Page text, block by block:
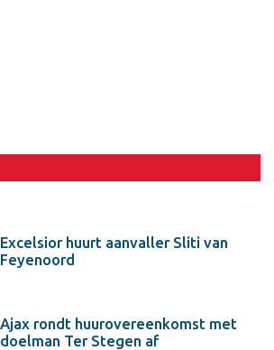
Excelsior huurt aanvaller Sliti van
Feyenoord
Ajax rondt huurovereenkomst met
doelman Ter Stegen af